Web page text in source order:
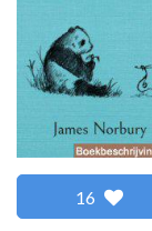
16